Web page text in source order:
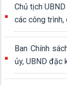
Chủ tịch
các công
Ban Chính
ủy, UBND đặc